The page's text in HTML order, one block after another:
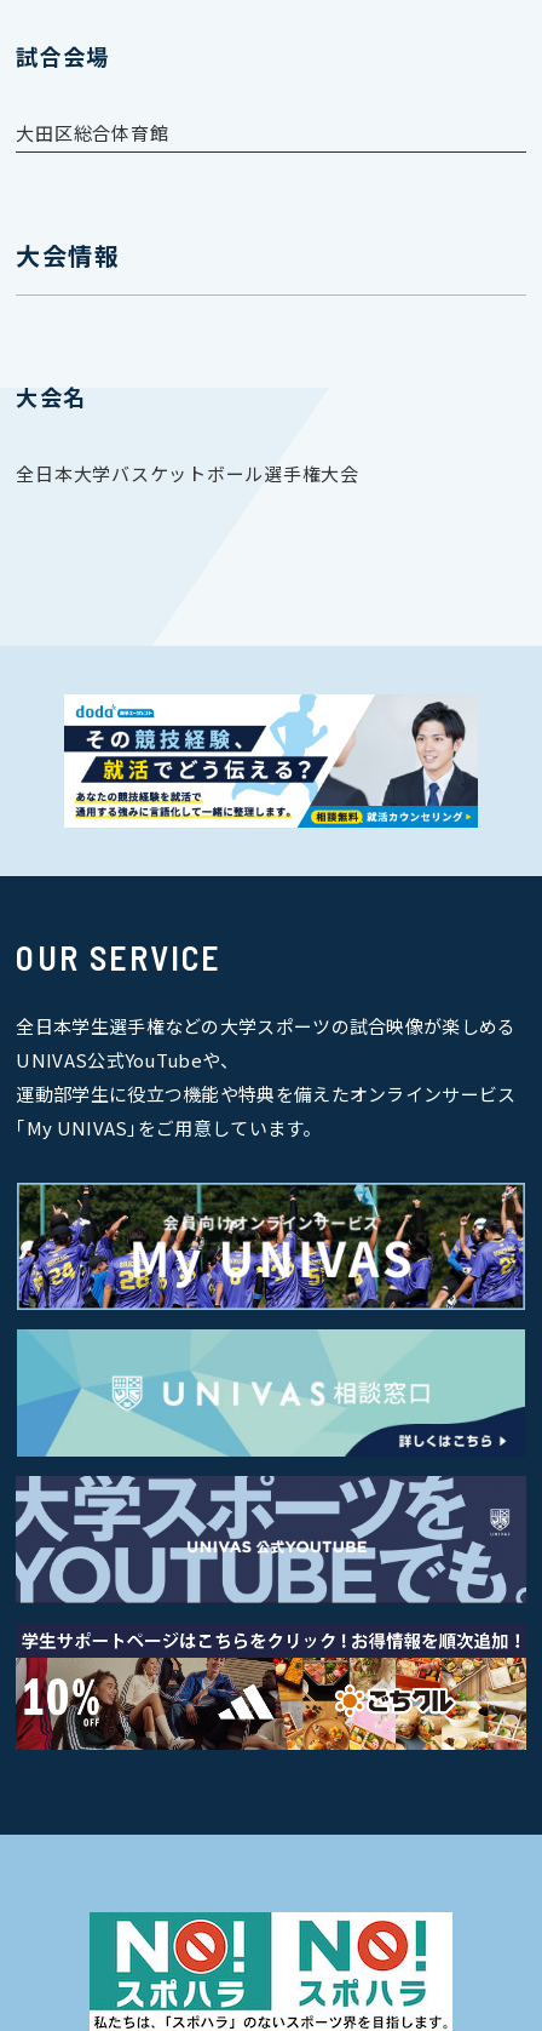
試合会場
大田区総合体育館
大会情報
大会名
全日本大学バスケットボール選手権大会
OUR SERVICE
全日本学生選手権などの大学スポーツの試合映像が楽しめる
UNIVAS公式YouTubeや、
運動部学生に役立つ機能や特典を備えたオンラインサービス
｢My UNIVAS｣をご用意しています。